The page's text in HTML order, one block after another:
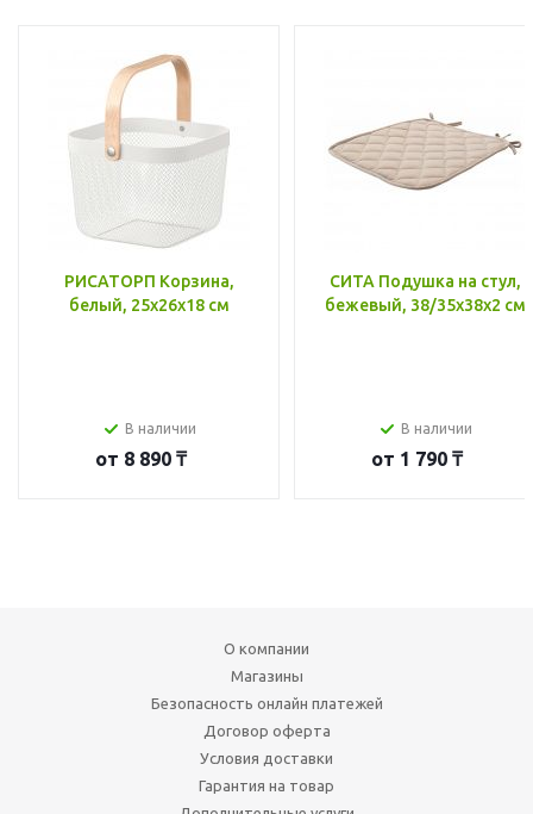
РИСАТОРП Корзина,
белый, 25x26x18 см
В наличии
от 8 890 ₸
СИТА Подушка на стул,
бежевый, 38/35x38x2 см
В наличии
от 1 790 ₸
О компании
Магазины
Безопасность онлайн платежей
Договор оферта
Условия доставки
Гарантия на товар